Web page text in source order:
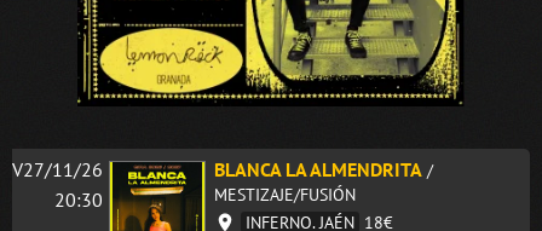
V27/11/26
20:30
BLANCA LA ALMENDRITA /
MESTIZAJE/FUSIÓN
INFERNO. JAÉN 18€